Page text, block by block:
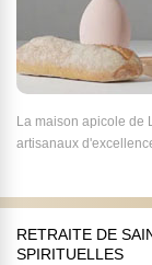
La maison apicole de
artisanaux
RETRAITE DE
SPIRITUELLES